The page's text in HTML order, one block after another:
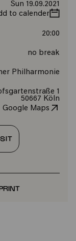
Sun 19.09.2021
to calender
20:00
no break
Philharmonie
1
50667 Köln
Google Maps